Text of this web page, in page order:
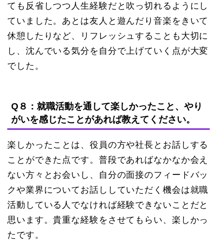
ても反省しつつ人生経験だと吹っ切れるようにし
ていました。あとは友人と遊んだり音楽をきいて
休憩したりなど、リフレッシュすることも大切に
し、沈んでいる気分を自分で上げていく点が大変
でした。
Q８：就職活動を通して楽しかったこと、やり
がいを感じたことがあれば教えてください。
楽しかったことは、役員の方や社長とお話しする
ことができた点です。普段であればなかなか会え
ない方々とお会いし、自分の面接のフィードバッ
クや業界についてお話ししていただく機会は就職
活動している人でなければ経験できないことだと
思います。貴重な経験をさせてもらい、楽しかっ
たです。